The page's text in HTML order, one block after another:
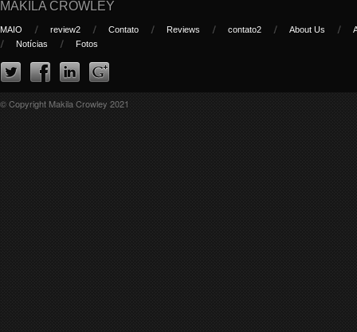
MAKILA CROWLEY
MAIO review2 Contato Reviews contato2 About Us
Notícias
Fotos
© Copyright Makila Crowley 2021